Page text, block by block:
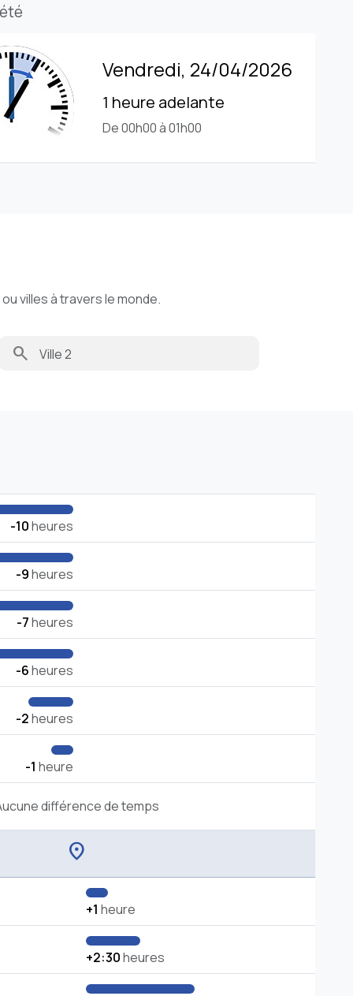
Vendredi, 24/04/2026
1 heure adelante
De 00h00 à 01h00
villes à travers le monde.
search
-10heures
-9heures
-7heures
-6heures
-2heures
-1 heure
différence de temps
location_on
+1 heure
+2:30heures